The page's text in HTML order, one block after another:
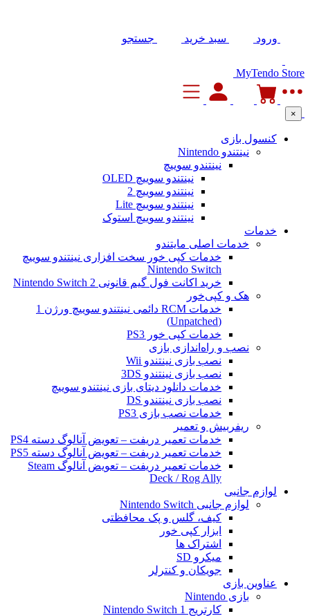
ورود سبد خرید جستجو
MyTendo Store
×
کنسول بازی
نینتندو Nintendo
نینتندو سوییچ
نینتندو سوییچ OLED
نینتندو سوییچ 2
نینتندو سوییچ Lite
نینتندو سوییچ استوک
خدمات
خدمات اصلی مایتندو
خدمات کپی خور سخت افزاری نینتندو سوییچ
Nintendo Switch
خرید اکانت فول گیم قانونی Nintendo Switch 2
هک و کپی‌خور
خدمات RCM دائمی نینتندو سوییچ ورژن 1
(Unpatched)
خدمات کپی خور PS3
نصب و راه‌اندازی بازی
نصب بازی نینتندو Wii
نصب بازی نینتندو 3DS
خدمات دانلود دیتای بازی نینتندو سوییچ
نصب بازی نینتندو DS
خدمات نصب بازی PS3
ریفربیش و تعمیر
خدمات تعمیر دریفت – تعویض آنالوگ دسته PS4
خدمات تعمیر دریفت – تعویض آنالوگ دسته PS5
خدمات تعمیر دریفت – تعویض آنالوگ Steam
Deck / Rog Ally
لوازم جانبی
لوازم جانبی Nintendo Switch
کیف، گلس و پک محافظتی
ابزار کپی خور
اشتراک ها
میکرو SD
جویکان و کنترلر
عناوین بازی
بازی Nintendo
کارتریج Nintendo Switch 1